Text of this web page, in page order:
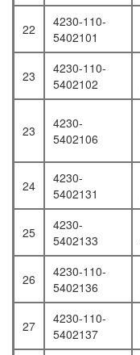
22
4230-110-
5402101
23
4230-110-
5402102
23
4230-
5402106
24
4230-
5402131
25
4230-
5402133
26
4230-110-
5402136
27
4230-110-
5402137